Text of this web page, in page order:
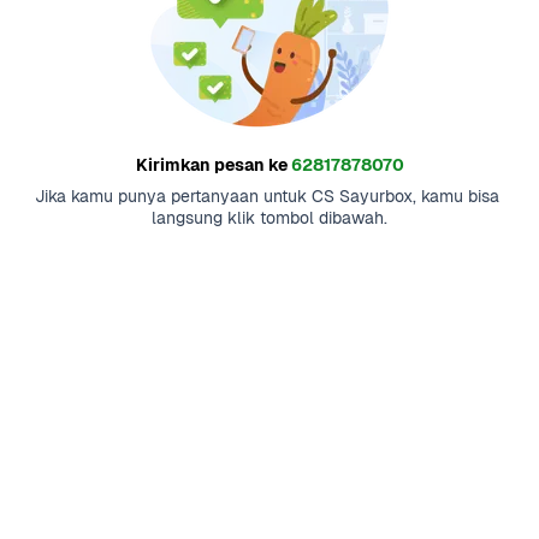
Kirimkan pesan ke62817878070
Jika kamu punya pertanyaan untuk CS Sayurbox, kamu bisa
langsung klik tombol dibawah.